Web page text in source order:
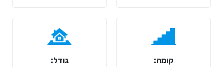
קומה:
גודל: